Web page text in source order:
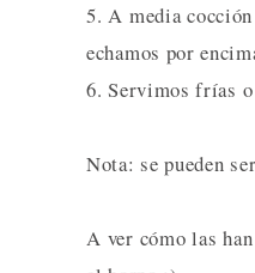
5. A media
echamos por
6. Servimos frías
Nota: se pueden
A ver cómo las